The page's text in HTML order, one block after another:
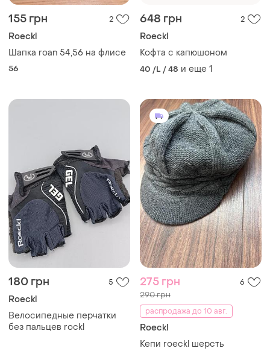
155 грн 2
Roeckl
Шапка roan 54,56 на флисе
56
648 грн 2
Roeckl
Кофта с капюшоном
40 /L / 48 и еще 1
180 грн 5
Roeckl
Велосипедные перчатки
без пальцев rockl
275 грн 6
290 грн
распродажа до 10 авг.
Roeckl
Кепи roeckl шерсть